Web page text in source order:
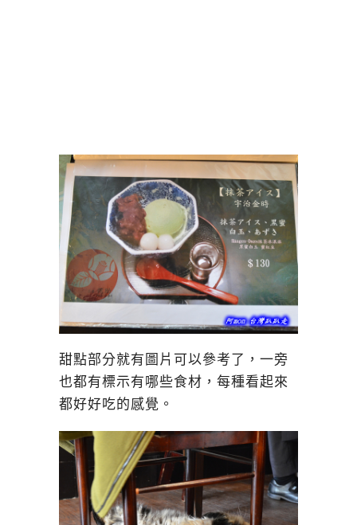
甜點部分就有圖片可以參考了，一旁
也都有標示有哪些食材，每種看起來
都好好吃的感覺。